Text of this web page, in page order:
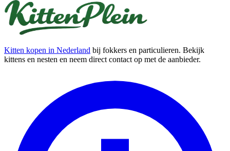
Kitten kopen in Nederland bij fokkers en particulieren. Bekijk
kittens en nesten en neem direct contact op met de aanbieder.